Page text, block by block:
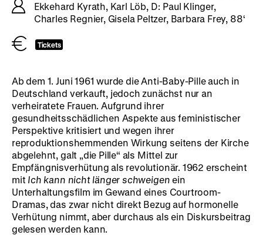
Ekkehard Kyrath, Karl Löb, D: Paul Klinger,
Charles Regnier, Gisela Peltzer, Barbara Frey, 88‘
Tickets
Ab dem 1. Juni 1961 wurde die Anti-Baby-Pille auch in
Deutschland verkauft, jedoch zunächst nur an
verheiratete Frauen. Aufgrund ihrer
gesundheitsschädlichen Aspekte aus feministischer
Perspektive kritisiert und wegen ihrer
reproduktionshemmenden Wirkung seitens der Kirche
abgelehnt, galt „die Pille“ als Mittel zur
Empfängnisverhütung als revolutionär. 1962 erscheint
mit Ich kann nicht länger schweigen ein
Unterhaltungsfilm im Gewand eines Courtroom-
Dramas, das zwar nicht direkt Bezug auf hormonelle
Verhütung nimmt, aber durchaus als ein Diskursbeitrag
gelesen werden kann.